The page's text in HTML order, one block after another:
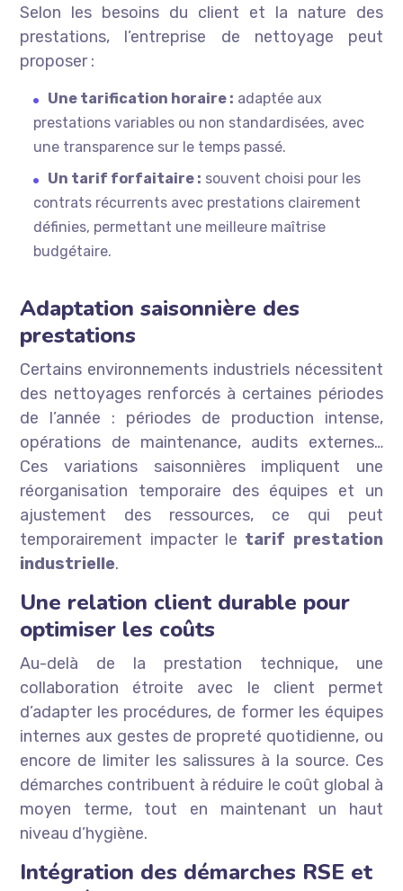
Selon les besoins du client et la nature des
prestations, l’entreprise de nettoyage peut
proposer :
Une tarification horaire : adaptée aux
prestations variables ou non standardisées, avec
une transparence sur le temps passé.
Un tarif forfaitaire : souvent choisi pour les
contrats récurrents avec prestations clairement
définies, permettant une meilleure maîtrise
budgétaire.
Adaptation saisonnière des
prestations
Certains environnements industriels nécessitent
des nettoyages renforcés à certaines périodes
de l’année : périodes de production intense,
opérations de maintenance, audits externes…
Ces variations saisonnières impliquent une
réorganisation temporaire des équipes et un
ajustement des ressources, ce qui peut
temporairement impacter le tarif prestation
industrielle.
Une relation client durable pour
optimiser les coûts
Au-delà de la prestation technique, une
collaboration étroite avec le client permet
d’adapter les procédures, de former les équipes
internes aux gestes de propreté quotidienne, ou
encore de limiter les salissures à la source. Ces
démarches contribuent à réduire le coût global à
moyen terme, tout en maintenant un haut
niveau d’hygiène.
Intégration des démarches RSE et